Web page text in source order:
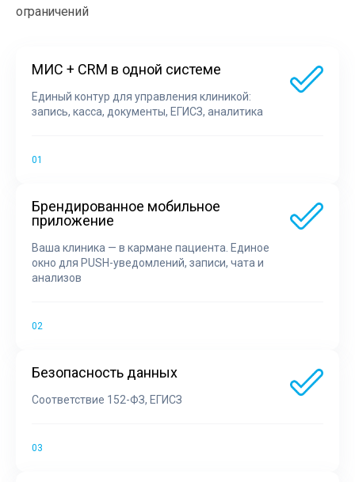
ограничений
МИС + CRM в одной системе
Единый контур для управления клиникой:
запись, касса, документы, ЕГИСЗ, аналитика
Брендированное мобильное
приложение
Ваша клиника — в кармане пациента. Единое
окно для PUSH-уведомлений, записи, чата и
анализов
Безопасность данных
Соответствие 152-ФЗ, ЕГИСЗ